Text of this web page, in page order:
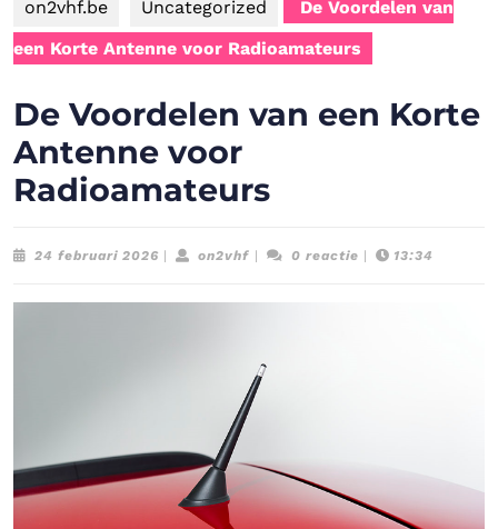
on2vhf.be Uncategorized
De Voordelen van
een Korte Antenne voor Radioamateurs
De Voordelen van een Korte
Antenne voor
Radioamateurs
24 februari 2026 24
on2vhfon2vhf0 reactie 13:34